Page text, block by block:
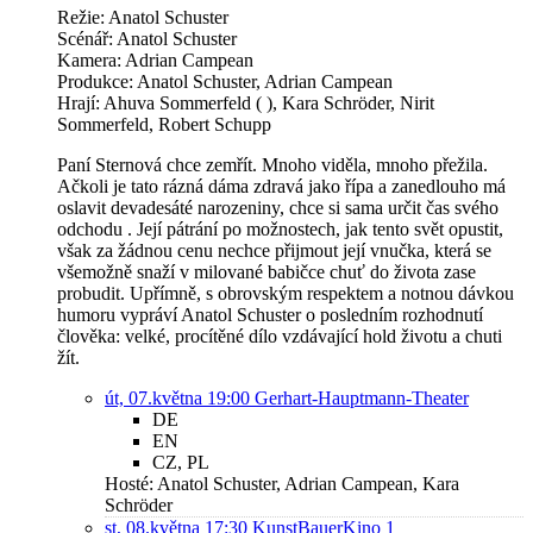
Režie: Anatol Schuster
Scénář: Anatol Schuster
Kamera: Adrian Campean
Produkce: Anatol Schuster, Adrian Campean
Hrají: Ahuva Sommerfeld ( ), Kara Schröder, Nirit
Sommerfeld, Robert Schupp
Paní Sternová chce zemřít. Mnoho viděla, mnoho přežila.
Ačkoli je tato rázná dáma zdravá jako řípa a zanedlouho má
oslavit devadesáté narozeniny, chce si sama určit čas svého
odchodu . Její pátrání po možnostech, jak tento svět opustit,
však za žádnou cenu nechce přijmout její vnučka, která se
všemožně snaží v milované babičce chuť do života zase
probudit. Upřímně, s obrovským respektem a notnou dávkou
humoru vypráví Anatol Schuster o posledním rozhodnutí
člověka: velké, procítěné dílo vzdávající hold životu a chuti
žít.
út, 07.května 19:00 Gerhart-Hauptmann-Theater
DE
EN
CZ, PL
Hosté: Anatol Schuster, Adrian Campean, Kara
Schröder
st, 08.května 17:30 KunstBauerKino 1